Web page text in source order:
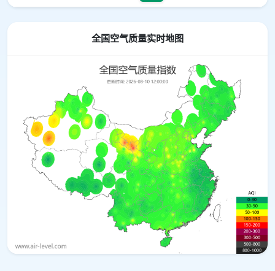
全国空气质量实时地图